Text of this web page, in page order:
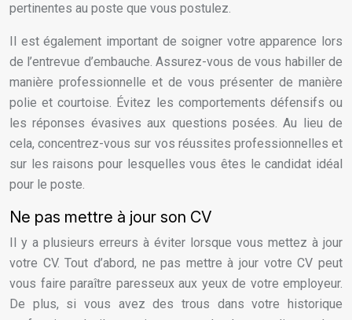
pertinentes au poste que vous postulez.
Il est également important de soigner votre apparence lors
de l’entrevue d’embauche. Assurez-vous de vous habiller de
manière professionnelle et de vous présenter de manière
polie et courtoise. Évitez les comportements défensifs ou
les réponses évasives aux questions posées. Au lieu de
cela, concentrez-vous sur vos réussites professionnelles et
sur les raisons pour lesquelles vous êtes le candidat idéal
pour le poste.
Ne pas mettre à jour son CV
Il y a plusieurs erreurs à éviter lorsque vous mettez à jour
votre CV. Tout d’abord, ne pas mettre à jour votre CV peut
vous faire paraître paresseux aux yeux de votre employeur.
De plus, si vous avez des trous dans votre historique